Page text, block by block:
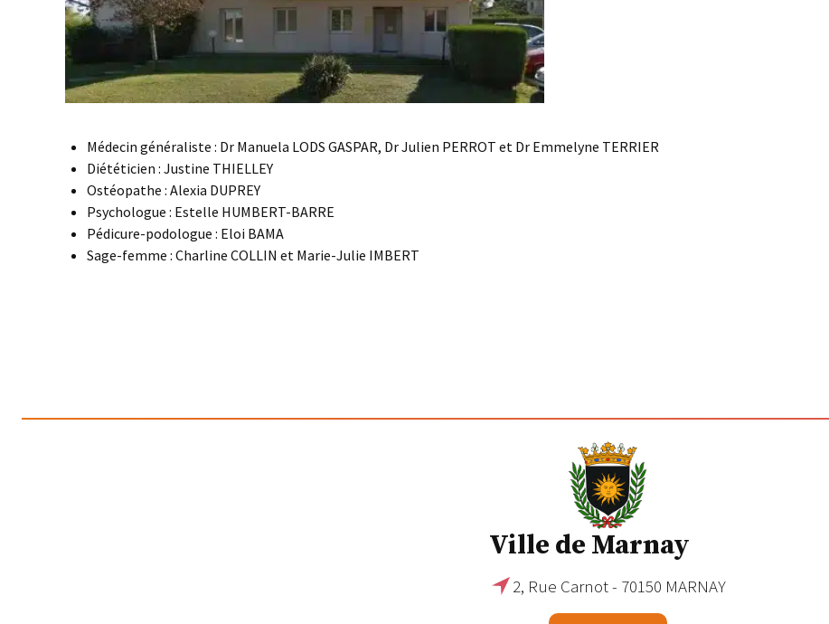
Médecin généraliste : Dr Manuela LODS GASPAR, Dr Julien PERROT et Dr Emmelyne TERRIER
Diététicien : Justine THIELLEY
Ostéopathe : Alexia DUPREY
Psychologue : Estelle HUMBERT-BARRE
Pédicure-podologue : Eloi BAMA
Sage-femme : Charline COLLIN et Marie-Julie IMBERT
Ville de Marnay
2, Rue Carnot - 70150 MARNAY